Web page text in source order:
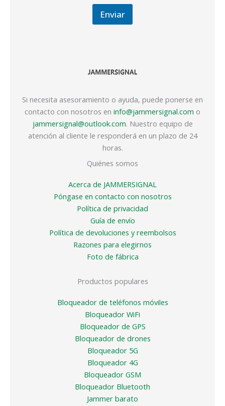
Enviar
Si necesita asesoramiento o ayuda, puede ponerse en
contacto con nosotros en info@jammersignal.com o
jammersignal@outlook.com. Nuestro equipo de
atención al cliente le responderá en un plazo de 24
horas.
Quiénes somos
Acerca de JAMMERSIGNAL
Póngase en contacto con nosotros
Política de privacidad
Guía de envío
Política de devoluciones y reembolsos
Razones para elegirnos
Foto de fábrica
Productos populares
Bloqueador de teléfonos móviles
Bloqueador WiFi
Bloqueador de GPS
Bloqueador de drones
Bloqueador 5G
Bloqueador 4G
Bloqueador GSM
Bloqueador Bluetooth
Jammer barato